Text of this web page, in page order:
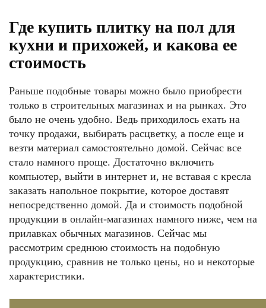
Где купить плитку на пол для
кухни и прихожей, и какова ее
стоимость
Раньше подобные товары можно было приобрести
только в строительных магазинах и на рынках. Это
было не очень удобно. Ведь приходилось ехать на
точку продажи, выбирать расцветку, а после еще и
везти материал самостоятельно домой. Сейчас все
стало намного проще. Достаточно включить
компьютер, выйти в интернет и, не вставая с кресла
заказать напольное покрытие, которое доставят
непосредственно домой. Да и стоимость подобной
продукции в онлайн-магазинах намного ниже, чем на
прилавках обычных магазинов. Сейчас мы
рассмотрим среднюю стоимость на подобную
продукцию, сравнив не только цены, но и некоторые
характеристики.